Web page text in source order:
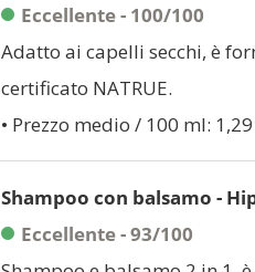
Eccellente - 100/100
Adatto ai capelli secchi, è
certificato NATRUE.
• Prezzo medio / 100 ml:
Shampoo con balsamo -
Eccellente - 93/100